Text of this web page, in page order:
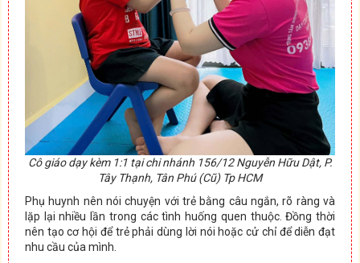
Cô giáo dạy kèm 1:1 tại chi nhánh 156/12 Nguyễn Hữu Dật, P.
Tây Thạnh, Tân Phú (Cũ) Tp HCM
Phụ huynh nên nói chuyện với trẻ bằng câu ngắn, rõ ràng và
lặp lại nhiều lần trong các tình huống quen thuộc. Đồng thời
nên tạo cơ hội để trẻ phải dùng lời nói hoặc cử chỉ để diễn đạt
nhu cầu của mình.